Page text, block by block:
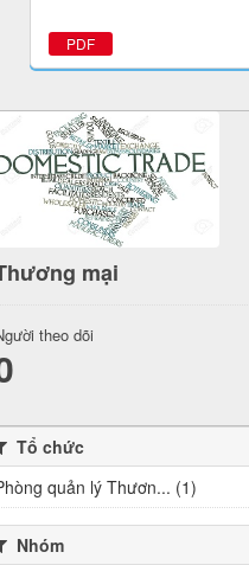
PDF
mại
theo dõi
Tổ chức
quản lý Thươn... (1)
Nhóm